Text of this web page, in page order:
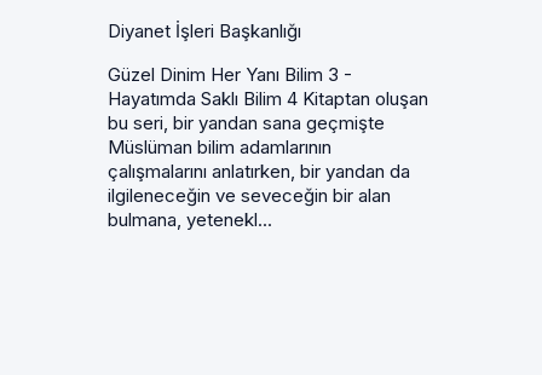
Diyanet İşleri Başkanlığı
Güzel Dinim Her Yanı Bilim 3 -
Hayatımda Saklı Bilim 4 Kitaptan oluşan
bu seri, bir yandan sana geçmişte
Müslüman bilim adamlarının
çalışmalarını anlatırken, bir yandan da
ilgileneceğin ve seveceğin bir alan
bulmana, yetenekl...